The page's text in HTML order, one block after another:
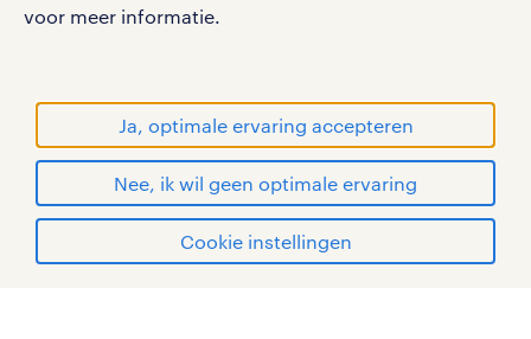
voor meer informatie.
Ja, optimale ervaring accepteren
Nee, ik wil geen optimale ervaring
Cookie instellingen
handelsmerken van Randstad N.V.
© Randstad 2026